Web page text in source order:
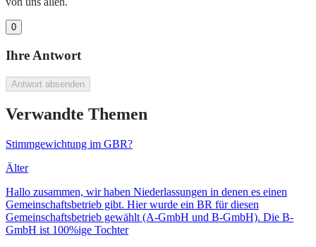
0
Ihre Antwort
Antwort absenden
Verwandte Themen
Stimmgewichtung im GBR?
Älter
Hallo zusammen, wir haben Niederlassungen in denen es einen
Gemeinschaftsbetrieb gibt. Hier wurde ein BR für diesen
Gemeinschaftsbetrieb gewählt (A-GmbH und B-GmbH). Die B-
GmbH ist 100%ige Tochter